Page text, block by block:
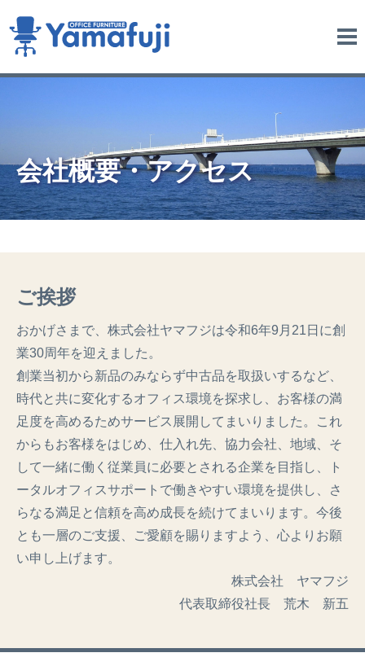
me
会社概要・アクセス
ご挨拶
おかげさまで、株式会社ヤマフジは令和6年9 月 21 日に創
業30周年を迎えました。
創業当初から新品のみならず中古品を取扱いするなど、
時代と共に変化するオフィス環境を探求し、お客様の満
足度を高めるためサービス展開してまいりました。これ
からもお客様をはじめ、仕入れ先、協力会社、地域、そ
して一緒に働く従業員に必要とされる企業を目指し、ト
ータルオフィスサポートで働きやすい環境を提供し、さ
らなる満足と信頼を高め成長を続けてまいります。今後
とも一層のご支援、ご愛顧を賜りますよう、心よりお願
い申し上げます。
株式会社 ヤマフジ
代表取締役社長 荒木 新五